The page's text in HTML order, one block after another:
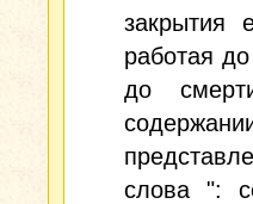
закрытия
работая
до
слова ":